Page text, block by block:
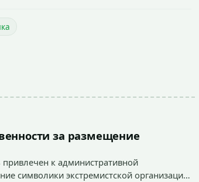
за размещение
к административной
символики экстремистской организации,